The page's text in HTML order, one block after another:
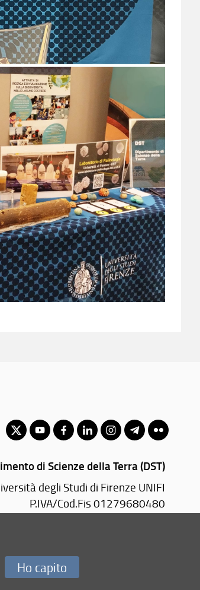
di Scienze della Terra (DST)
degli Studi di Firenze UNIFI
P.IVA/Cod.Fis 01279680480
PEC:
Ho capito